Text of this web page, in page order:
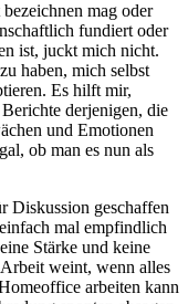
mag oder
fundiert oder
ist, juckt mich nicht.
haben, mich selbst
Es hilft mir,
derjenigen, die
und Emotionen
ob man es nun als
Diskussion geschaffen
mal empfindlich
Stärke und keine
weint, wenn alles
arbeiten kann